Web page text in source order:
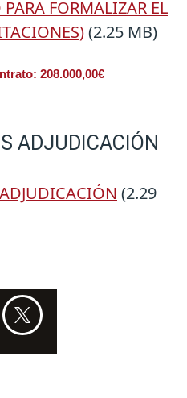
FORMALIZAR EL
(2.25 MB)
208.000,00€
ADJUDICACIÓN
(2.29